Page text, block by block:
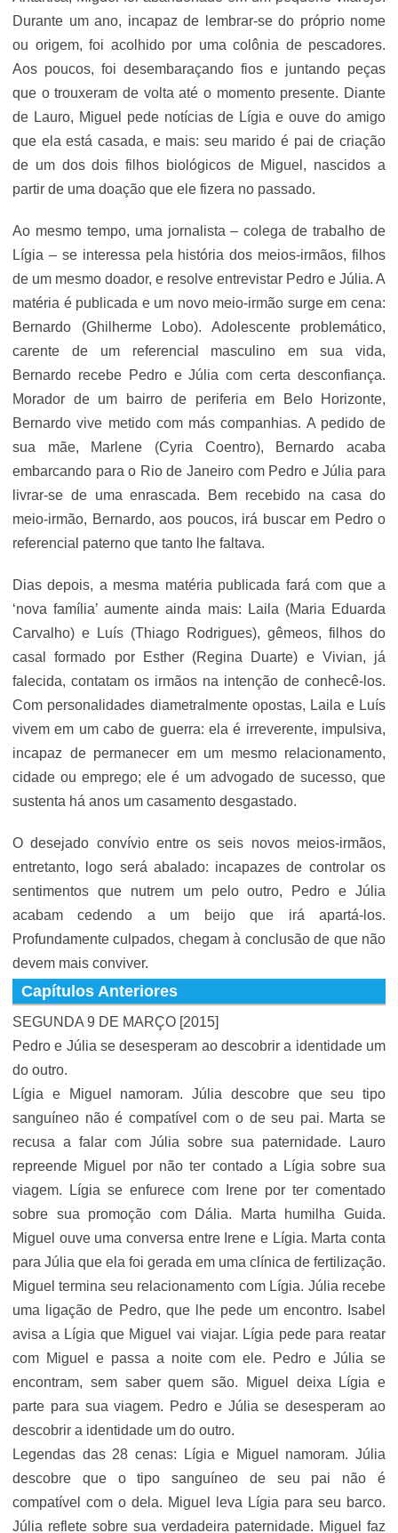
Durante um ano, incapaz de lembrar-se do próprio nome
ou origem, foi acolhido por uma colônia de pescadores.
Aos poucos, foi desembaraçando fios e juntando peças
que o trouxeram de volta até o momento presente. Diante
de Lauro, Miguel pede notícias de Lígia e ouve do amigo
que ela está casada, e mais: seu marido é pai de criação
de um dos dois filhos biológicos de Miguel, nascidos a
partir de uma doação que ele fizera no passado.
Ao mesmo tempo, uma jornalista – colega de trabalho de
Lígia – se interessa pela história dos meios-irmãos, filhos
de um mesmo doador, e resolve entrevistar Pedro e Júlia. A
matéria é publicada e um novo meio-irmão surge em cena:
Bernardo (Ghilherme Lobo). Adolescente problemático,
carente de um referencial masculino em sua vida,
Bernardo recebe Pedro e Júlia com certa desconfiança.
Morador de um bairro de periferia em Belo Horizonte,
Bernardo vive metido com más companhias. A pedido de
sua mãe, Marlene (Cyria Coentro), Bernardo acaba
embarcando para o Rio de Janeiro com Pedro e Júlia para
livrar-se de uma enrascada. Bem recebido na casa do
meio-irmão, Bernardo, aos poucos, irá buscar em Pedro o
referencial paterno que tanto lhe faltava.
Dias depois, a mesma matéria publicada fará com que a
‘nova família’ aumente ainda mais: Laila (Maria Eduarda
Carvalho) e Luís (Thiago Rodrigues), gêmeos, filhos do
casal formado por Esther (Regina Duarte) e Vivian, já
falecida, contatam os irmãos na intenção de conhecê-los.
Com personalidades diametralmente opostas, Laila e Luís
vivem em um cabo de guerra: ela é irreverente, impulsiva,
incapaz de permanecer em um mesmo relacionamento,
cidade ou emprego; ele é um advogado de sucesso, que
sustenta há anos um casamento desgastado.
O desejado convívio entre os seis novos meios-irmãos,
entretanto, logo será abalado: incapazes de controlar os
sentimentos que nutrem um pelo outro, Pedro e Júlia
acabam cedendo a um beijo que irá apartá-los.
Profundamente culpados, chegam à conclusão de que não
devem mais conviver.
Capítulos Anteriores
SEGUNDA 9 DE MARÇO [2015]
Pedro e Júlia se desesperam ao descobrir a identidade um
do outro.
Lígia e Miguel namoram. Júlia descobre que seu tipo
sanguíneo não é compatível com o de seu pai. Marta se
recusa a falar com Júlia sobre sua paternidade. Lauro
repreende Miguel por não ter contado a Lígia sobre sua
viagem. Lígia se enfurece com Irene por ter comentado
sobre sua promoção com Dália. Marta humilha Guida.
Miguel ouve uma conversa entre Irene e Lígia. Marta conta
para Júlia que ela foi gerada em uma clínica de fertilização.
Miguel termina seu relacionamento com Lígia. Júlia recebe
uma ligação de Pedro, que lhe pede um encontro. Isabel
avisa a Lígia que Miguel vai viajar. Lígia pede para reatar
com Miguel e passa a noite com ele. Pedro e Júlia se
encontram, sem saber quem são. Miguel deixa Lígia e
parte para sua viagem. Pedro e Júlia se desesperam ao
descobrir a identidade um do outro.
Legendas das 28 cenas: Lígia e Miguel namoram. Júlia
descobre que o tipo sanguíneo de seu pai não é
compatível com o dela. Miguel leva Lígia para seu barco.
Júlia reflete sobre sua verdadeira paternidade. Miguel faz